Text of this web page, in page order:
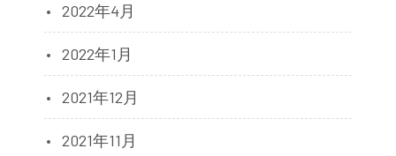
2022年4月
2022年1月
2021年12月
2021年11月